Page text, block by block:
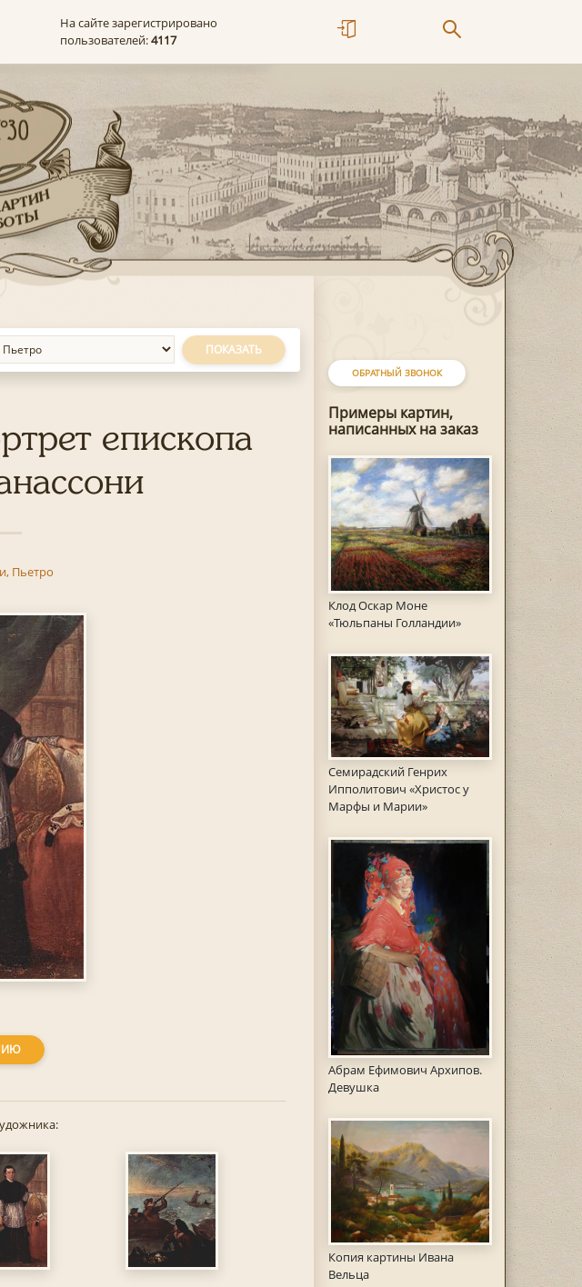
На сайте зарегистрировано
пользователей:4117
ОБРАТНЫЙ ЗВОНОК
Примеры картин,
написанных на заказ
Клод Оскар Моне
«Тюльпаны Голландии»
Семирадский Генрих
Ипполитович «Христос у
Марфы и Марии»
Абрам Ефимович Архипов.
Девушка
Копия картины Ивана
Вельца
ПОКАЗАТЬ
епископа
Пьетро